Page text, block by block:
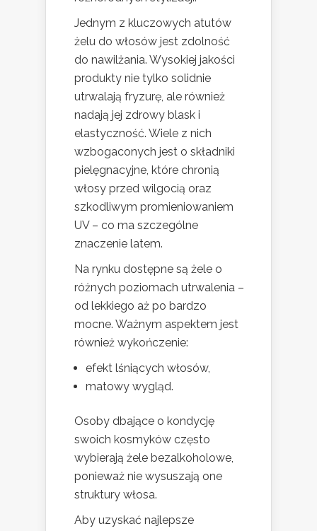
Jednym z kluczowych atutów
żelu do włosów jest zdolność
do nawilżania. Wysokiej jakości
produkty nie tylko solidnie
utrwalają fryzurę, ale również
nadają jej zdrowy blask i
elastyczność. Wiele z nich
wzbogaconych jest o składniki
pielęgnacyjne, które chronią
włosy przed wilgocią oraz
szkodliwym promieniowaniem
UV – co ma szczególne
znaczenie latem.
Na rynku dostępne są żele o
różnych poziomach utrwalenia –
od lekkiego aż po bardzo
mocne. Ważnym aspektem jest
również wykończenie:
efekt lśniących włosów,
matowy wygląd.
Osoby dbające o kondycję
swoich kosmyków często
wybierają żele bezalkoholowe,
ponieważ nie wysuszają one
struktury włosa.
Aby uzyskać najlepsze